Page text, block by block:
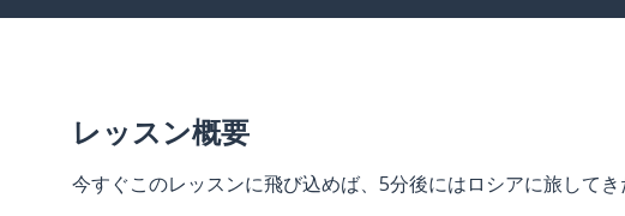
レッスン概要
今すぐこのレッスンに飛び込めば、5分後にはロシアに旅してき